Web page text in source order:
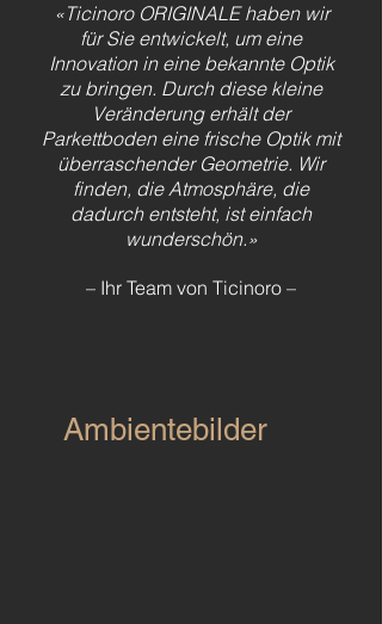
«Ticinoro ORIGINALE haben wir
für Sie entwickelt, um eine
Innovation in eine bekannte Optik
zu bringen. Durch diese kleine
Veränderung erhält der
Parkettboden eine frische Optik mit
überraschender Geometrie. Wir
finden, die Atmosphäre, die
dadurch entsteht, ist einfach
wunderschön.»
– Ihr Team von Ticinoro –
Ambientebilder